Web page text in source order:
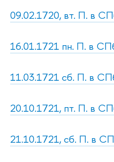
09.02.1720, вт. П. в
16.01.1721 пн. П. в
11.03.1721 сб. П. в
20.10.1721, пт. П. в
21.10.1721, сб. П. в